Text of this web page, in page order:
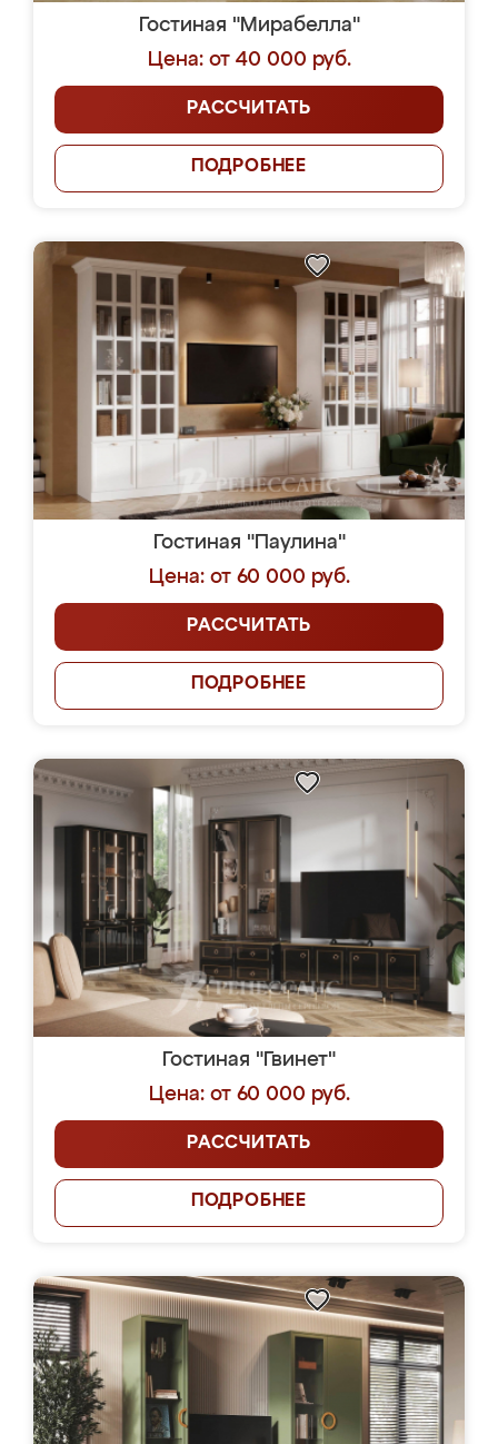
Гостиная "Мирабелла"
Цена: от 40 000 руб.
РАССЧИТАТЬ
ПОДРОБНЕЕ
Гостиная "Паулина"
Цена: от 60 000 руб.
РАССЧИТАТЬ
ПОДРОБНЕЕ
Гостиная "Гвинет"
Цена: от 60 000 руб.
РАССЧИТАТЬ
ПОДРОБНЕЕ